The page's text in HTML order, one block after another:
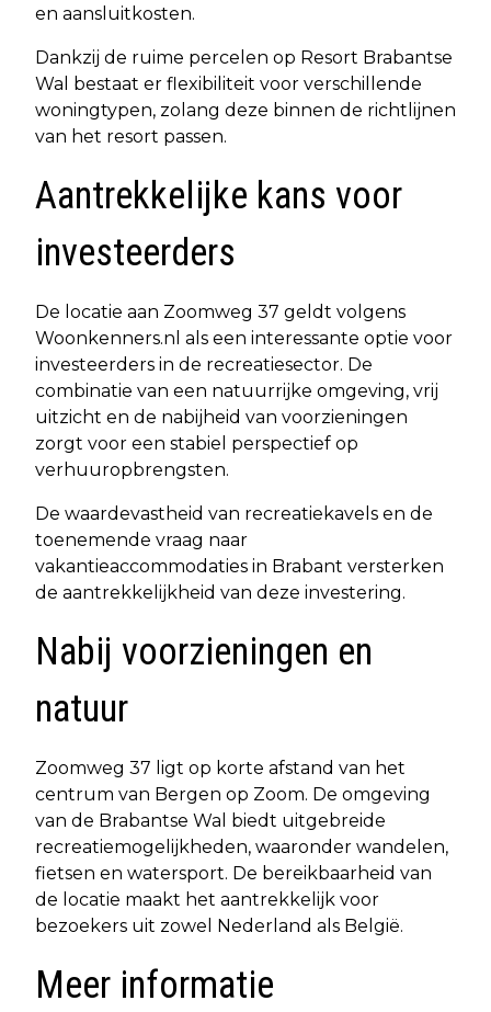
en aansluitkosten.
Dankzij de ruime percelen op Resort Brabantse
Wal bestaat er flexibiliteit voor verschillende
woningtypen, zolang deze binnen de richtlijnen
van het resort passen.
Aantrekkelijke kans voor
investeerders
De locatie aan Zoomweg 37 geldt volgens
Woonkenners.nl als een interessante optie voor
investeerders in de recreatiesector. De
combinatie van een natuurrijke omgeving, vrij
uitzicht en de nabijheid van voorzieningen
zorgt voor een stabiel perspectief op
verhuuropbrengsten.
De waardevastheid van recreatiekavels en de
toenemende vraag naar
vakantieaccommodaties in Brabant versterken
de aantrekkelijkheid van deze investering.
Nabij voorzieningen en
natuur
Zoomweg 37 ligt op korte afstand van het
centrum van Bergen op Zoom. De omgeving
van de Brabantse Wal biedt uitgebreide
recreatiemogelijkheden, waaronder wandelen,
fietsen en watersport. De bereikbaarheid van
de locatie maakt het aantrekkelijk voor
bezoekers uit zowel Nederland als België.
Meer informatie